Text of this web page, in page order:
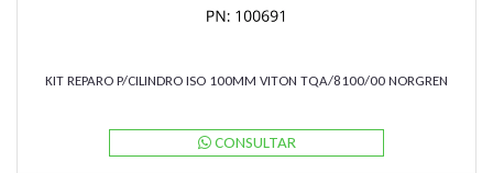
KIT REPARO P/CILINDRO ISO 100MM VITON TQA/8100/00 NORGREN
CONSULTAR